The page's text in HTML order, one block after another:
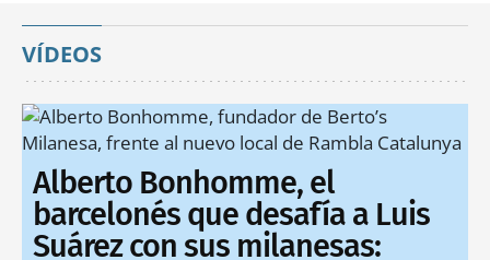
VÍDEOS
Alberto Bonhomme, el
barcelonés que desafía a Luis
Suárez con sus milanesas: